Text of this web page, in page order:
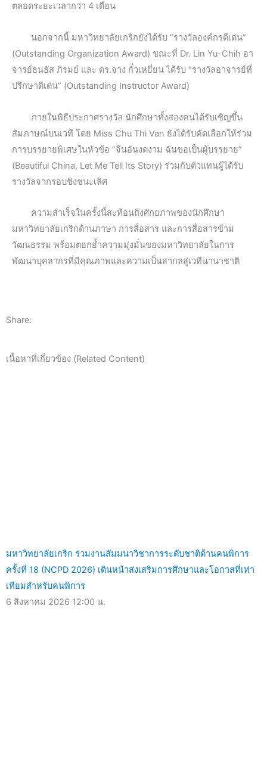
ตลอดระยะเวลากว่า 4 เดือน
นอกจากนี้ มหาวิทยาลัยเกริกยังได้รับ “รางวัลองค์กรดีเด่น”
(Outstanding Organization Award) ขณะที่ Dr. Lin Yu-Chih อา
จารย์ธนธัส ภิรมย์ และ ดร.จาง กั๋วเหยี่ยน ได้รับ “รางวัลอาจารย์ที่
ปรึกษาดีเด่น” (Outstanding Instructor Award)
ภายในพิธีประกาศรางวัล นักศึกษาทั้งสองคนได้รับเชิญขึ้น
สัมภาษณ์บนเวที โดย Miss Chu Thi Van ยังได้รับคัดเลือกให้ร่วม
การบรรยายพิเศษในหัวข้อ “จีนอันงดงาม ฉันขอเป็นผู้บรรยาย”
(Beautiful China, Let Me Tell Its Story) ร่วมกับตัวแทนผู้ได้รับ
รางวัลจากรอบชิงชนะเลิศ
ความสำเร็จในครั้งนี้สะท้อนถึงศักยภาพของนักศึกษา
มหาวิทยาลัยเกริกด้านภาษา การสื่อสาร และการสื่อสารข้าม
วัฒนธรรม พร้อมตอกย้ำความมุ่งมั่นของมหาวิทยาลัยในการ
พัฒนาบุคลากรที่มีคุณภาพและความเป็นสากลสู่เวทีนานาชาติ
Share:
เนื้อหาที่เกี่ยวข้อง (Related Content)
มหาวิทยาลัยเกริก ร่วมงานสัมมนาวิชาการระดับชาติด้านคนพิการ
ครั้งที่ 18 (NCPD 2026) เดินหน้าส่งเสริมการศึกษาและโอกาสที่เท่า
เทียมสำหรับคนพิการ
6 สิงหาคม 2026 12:00 น.